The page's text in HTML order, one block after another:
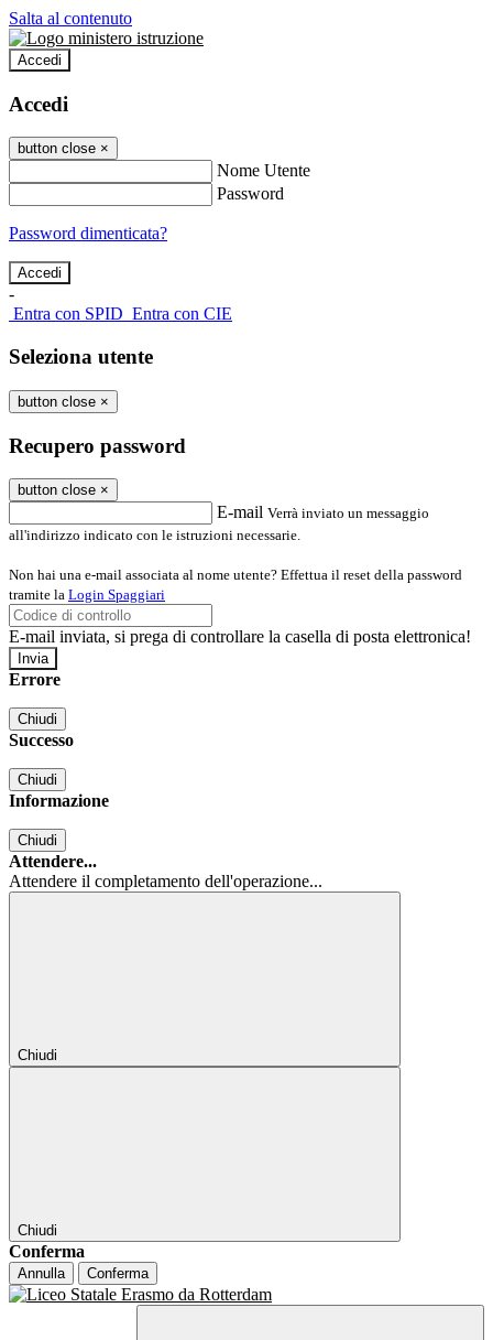
Salta al contenuto
Accedi
Accedi
button close ×
Nome Utente
Password
Password dimenticata?
-
Entra con SPID Entra con CIE
Seleziona utente
button close ×
Recupero password
button close ×
E-mail Verrà inviato un messaggio
all'indirizzo indicato con le istruzioni necessarie.
Non hai una e-mail associata al nome utente? Effettua il reset della password
tramite la Login Spaggiari
E-mail inviata, si prega di controllare la casella di posta elettronica!
Errore
Chiudi
Successo
Chiudi
Informazione
Chiudi
Attendere...
Attendere il completamento dell'operazione...
Chiudi
Chiudi
Conferma
Annulla Conferma